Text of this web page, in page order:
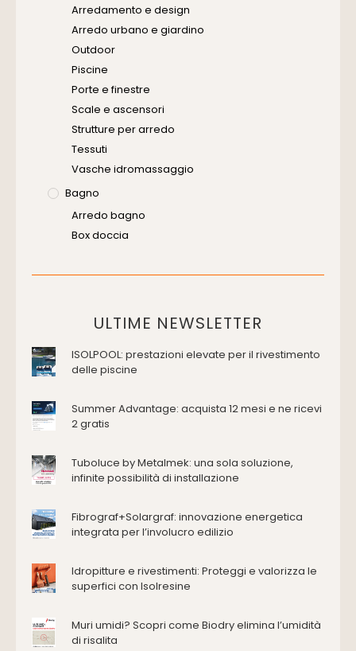
Arredamento e design
Arredo urbano e giardino
Outdoor
Piscine
Porte e finestre
Scale e ascensori
Strutture per arredo
Tessuti
Vasche idromassaggio
Bagno
Arredo bagno
Box doccia
Placche di comando per wc
Domotica Ed Impianti Elettrici
Edilizia
Antincendio e sicurezza
Attrezzature manuali
Cappe d'aspirazione
Consolidamento
Deumidificazione
Energie rinnovabili
Ferramenta e fissaggi
Impianti idrici e depurazione
Impianti termici e climatizzazione
ULTIME NEWSLETTER
ISOLPOOL: prestazioni elevate per il rivestimento
delle piscine
Summer Advantage: acquista 12 mesi e ne ricevi
2 gratis
Tuboluce by Metalmek: una sola soluzione,
infinite possibilità di installazione
Fibrograf+Solargraf: innovazione energetica
integrata per l’involucro edilizio
Idropitture e rivestimenti: Proteggi e valorizza le
superfici con Isolresine
Muri umidi? Scopri come Biodry elimina l’umidità
di risalita